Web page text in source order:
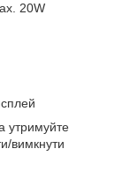
20W
утримуйте
вимкнути